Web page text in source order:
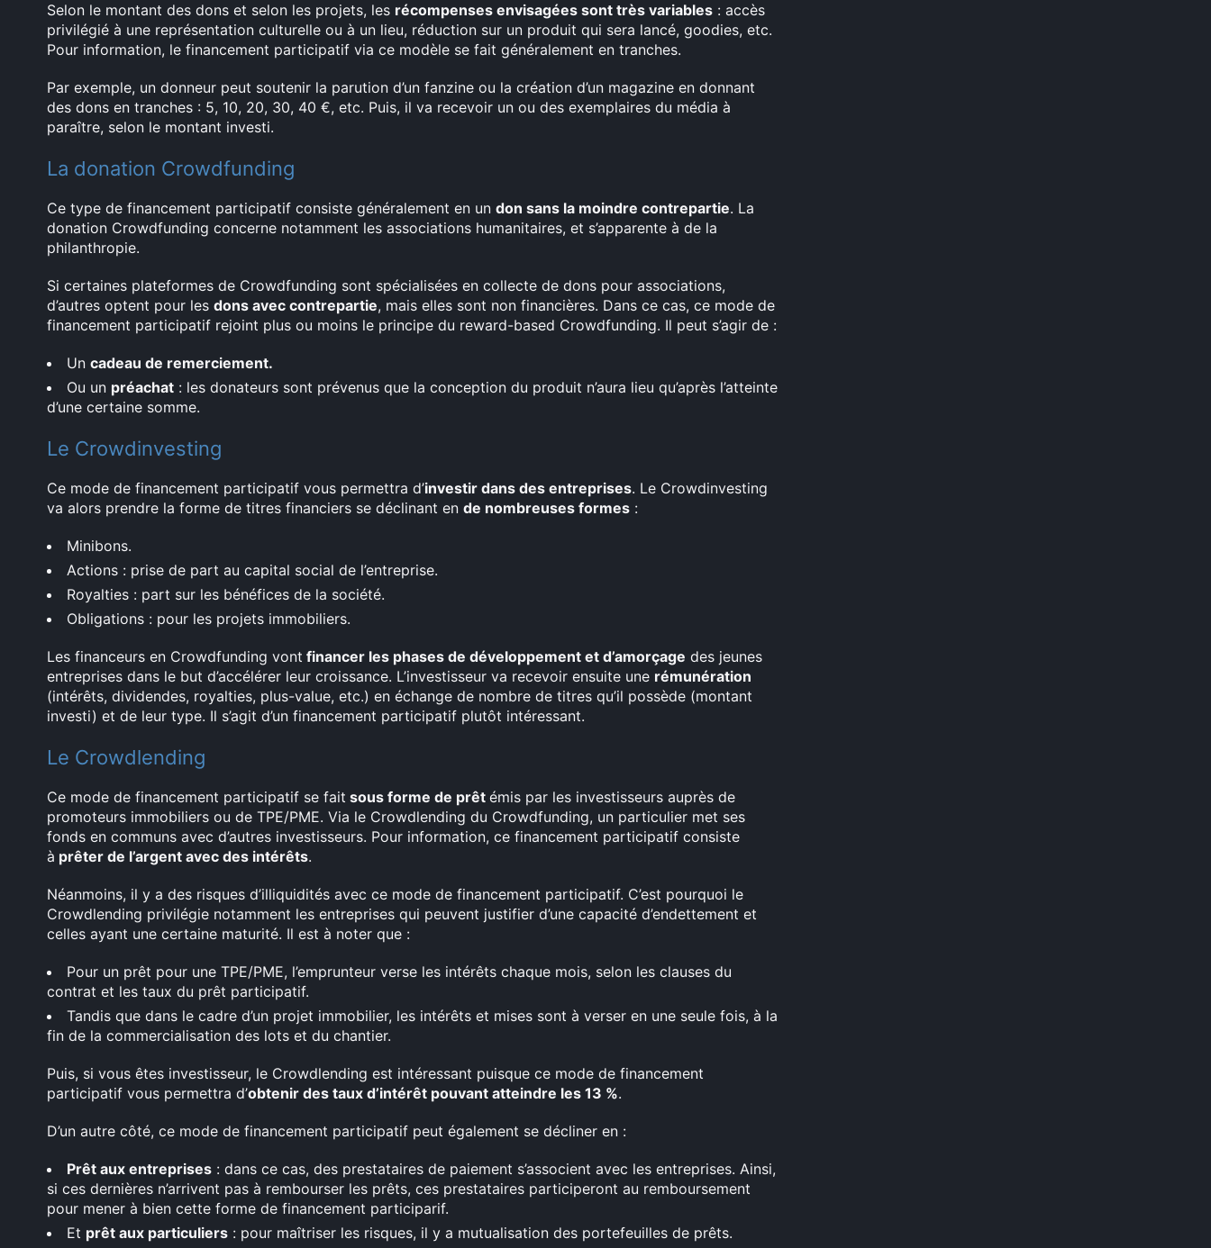
Selon le montant des dons et selon les projets, les récompenses envisagées sont très variables : accès
privilégié à une représentation culturelle ou à un lieu, réduction sur un produit qui sera lancé, goodies, etc.
Pour information, le financement participatif via ce modèle se fait généralement en tranches.
Par exemple, un donneur peut soutenir la parution d’un fanzine ou la création d’un magazine en donnant
des dons en tranches : 5, 10, 20, 30, 40 €, etc. Puis, il va recevoir un ou des exemplaires du média à
paraître, selon le montant investi.
La donation Crowdfunding
Ce type de financement participatif consiste généralement en un don sans la moindre contrepartie. La
donation Crowdfunding concerne notamment les associations humanitaires, et s’apparente à de la
philanthropie.
Si certaines plateformes de Crowdfunding sont spécialisées en collecte de dons pour associations,
d’autres optent pour les dons avec contrepartie, mais elles sont non financières. Dans ce cas, ce mode de
financement participatif rejoint plus ou moins le principe du reward-based Crowdfunding. Il peut s’agir de :
Un cadeau de remerciement.
Ou un préachat : les donateurs sont prévenus que la conception du produit n’aura lieu qu’après l’atteinte
d’une certaine somme.
Le Crowdinvesting
Ce mode de financement participatif vous permettra d’investir dans des entreprises. Le Crowdinvesting
va alors prendre la forme de titres financiers se déclinant en de nombreuses formes :
Minibons.
Actions : prise de part au capital social de l’entreprise.
Royalties : part sur les bénéfices de la société.
Obligations : pour les projets immobiliers.
Les financeurs en Crowdfunding vont financer les phases de développement et d’amorçage des jeunes
entreprises dans le but d’accélérer leur croissance. L’investisseur va recevoir ensuite une rémunération
(intérêts, dividendes, royalties, plus-value, etc.) en échange de nombre de titres qu’il possède (montant
investi) et de leur type. Il s’agit d’un financement participatif plutôt intéressant.
Le Crowdlending
Ce mode de financement participatif se fait sous forme de prêt émis par les investisseurs auprès de
promoteurs immobiliers ou de TPE/PME. Via le Crowdlending du Crowdfunding, un particulier met ses
fonds en communs avec d’autres investisseurs. Pour information, ce financement participatif consiste
à prêter de l’argent avec des intérêts.
Néanmoins, il y a des risques d’illiquidités avec ce mode de financement participatif. C’est pourquoi le
Crowdlending privilégie notamment les entreprises qui peuvent justifier d’une capacité d’endettement et
celles ayant une certaine maturité. Il est à noter que :
Pour un prêt pour une TPE/PME, l’emprunteur verse les intérêts chaque mois, selon les clauses du
contrat et les taux du prêt participatif.
Tandis que dans le cadre d’un projet immobilier, les intérêts et mises sont à verser en une seule fois, à la
fin de la commercialisation des lots et du chantier.
Puis, si vous êtes investisseur, le Crowdlending est intéressant puisque ce mode de financement
participatif vous permettra d’obtenir des taux d’intérêt pouvant atteindre les 13 %.
D’un autre côté, ce mode de financement participatif peut également se décliner en :
Prêt aux entreprises : dans ce cas, des prestataires de paiement s’associent avec les entreprises. Ainsi,
si ces dernières n’arrivent pas à rembourser les prêts, ces prestataires participeront au remboursement
pour mener à bien cette forme de financement participarif.
Et prêt aux particuliers : pour maîtriser les risques, il y a mutualisation des portefeuilles de prêts.